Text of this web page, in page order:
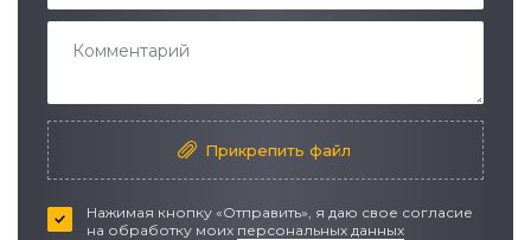
Прикрепить файл
Нажимая кнопку «Отправить», я даю свое согласие
на обработку моих персональных данных